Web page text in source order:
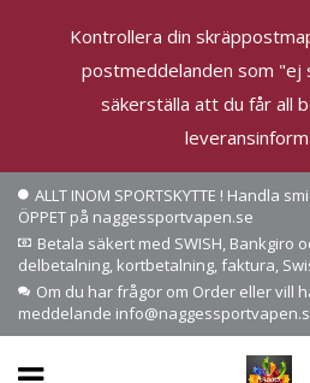
Kontrollera din
postmeddelanden som
säkerställa att du får all
ALLT INOM SPORTSKYTTE ! Handla
ÖPPET på naggessportvapen.se
Betala säkert med SWISH, Bankgiro
delbetalning, kortbetalning, faktura,
Om du har frågor om Order eller vill
meddelande